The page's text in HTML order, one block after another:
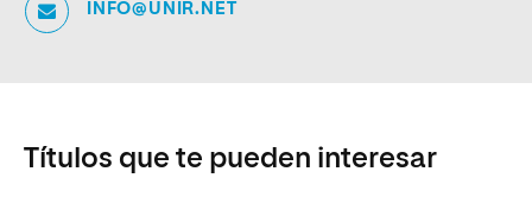
INFO@UNIR.NET
Títulos que te pueden interesar